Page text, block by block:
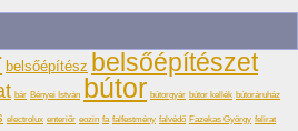
belsőépítész belsőépítészet
bár Bényei István bútor bútorgyár bútor kellék bútoráruház
electrolux enteriőr eozin fa falfestmény falvédő Fazekas György felirat